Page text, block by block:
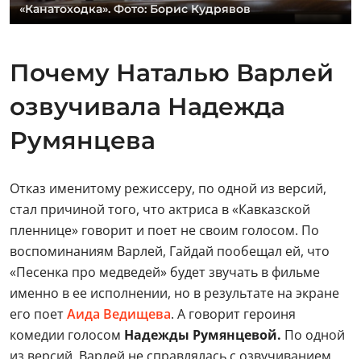
«Канатоходка». Фото: Борис Кудрявов
Почему Наталью Варлей
озвучивала Надежда
Румянцева
Отказ именитому режиссеру, по одной из версий,
стал причиной того, что актриса в «Кавказской
пленнице» говорит и поет не своим голосом. По
воспоминаниям Варлей, Гайдай пообещал ей, что
«Песенка про медведей» будет звучать в фильме
именно в ее исполнении, но в результате на экране
его поетАида Ведищева. А говорит героиня
комедии голосом Надежды Румянцевой. По одной